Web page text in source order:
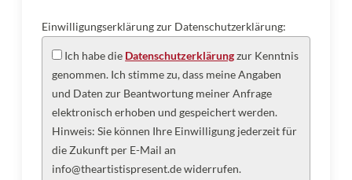
Einwilligungserklärung zur Datenschutzerklärung:
Ich habe die Datenschutzerklärungzur Kenntnis
genommen. Ich stimme zu, dass meine Angaben
und Daten zur Beantwortung meiner Anfrage
elektronisch erhoben und gespeichert werden.
Hinweis: Sie können Ihre Einwilligung jederzeit für
die Zukunft per E-Mail an
info@theartistispresent.de widerrufen.